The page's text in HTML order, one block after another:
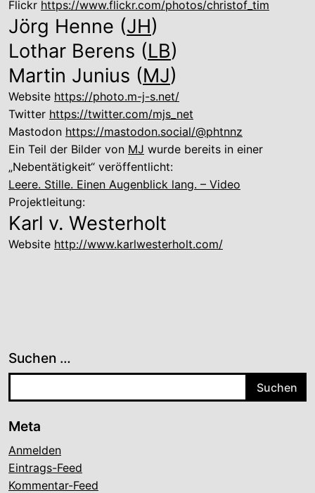
Flickr https://www.flickr.com/photos/christof_tim
Jörg Henne (JH)
Lothar Berens (LB)
Martin Junius (MJ)
Website https://photo.m-j-s.net/
Twitter https://twitter.com/mjs_net
Mastodon https://mastodon.social/@phtnnz
Ein Teil der Bilder von MJ wurde bereits in einer
„Nebentätigkeit“ veröffentlicht:
Leere. Stille. Einen Augenblick lang. – Video
Projektleitung:
Karl v. Westerholt
Website http://www.karlwesterholt.com/
Suchen …
Meta
Anmelden
Eintrags-Feed
Kommentar-Feed